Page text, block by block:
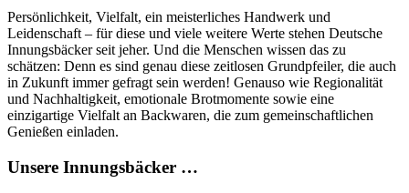
Persönlichkeit, Vielfalt, ein meisterliches Handwerk und
Leidenschaft – für diese und viele weitere Werte stehen Deutsche
Innungsbäcker seit jeher. Und die Menschen wissen das zu
schätzen: Denn es sind genau diese zeitlosen Grundpfeiler, die auch
in Zukunft immer gefragt sein werden! Genauso wie Regionalität
und Nachhaltigkeit, emotionale Brotmomente sowie eine
einzigartige Vielfalt an Backwaren, die zum gemeinschaftlichen
Genießen einladen.
Unsere Innungsbäcker …